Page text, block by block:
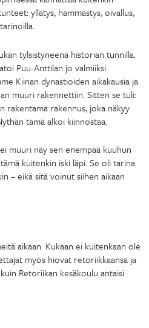
yllätys, hämmästys, oivallus,
tylsistyneenä historian tunnilla.
Puu-Anttilan jo valmiiksi
Kiinan dynastioiden aikakausia ja
muuri rakennettiin. Sitten se tuli:
rakentama rakennus, joka näkyy
tämä alkoi kiinnostaa.
muuri näy sen enempää kuuhun
kuitenkin iski läpi. Se oli tarina
– eikä sitä voinut siihen aikaan
aikaan. Kukaan ei kuitenkaan ole
myös hiovat retoriikkaansa ja
Retoriikan kesäkoulu antaisi